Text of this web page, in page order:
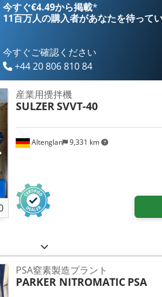
今すぐ€4.49から掲載*
11百万人の購入者があなたを待って
今すぐご確認ください
+44 20 806 810 84
Altenglan 9,331 km
産業用攪拌機
SULZERSVVT-40
PSA窒素製造プラント
PARKER NITROMATIC PSA